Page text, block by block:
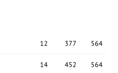
12 377 564
14 452 564